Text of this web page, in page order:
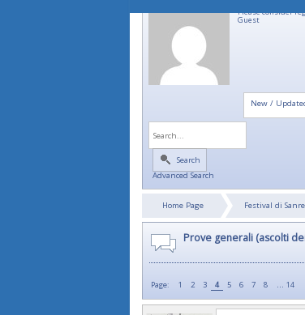
Please consider
Guest
New /
Search
Advanced Search
Home Page Festival di
Prove generali (ascolti
Page: 1 2 3 4 5 6 7 8 … 14